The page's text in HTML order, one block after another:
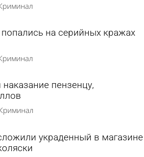
на серийных кражах
пензенцу,
украденный в магазине